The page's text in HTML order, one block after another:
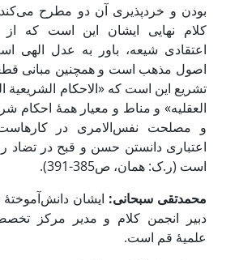
کلام نهایی ایشان این است که از
اعتقادی شیعه، باور به عدل الهی
اصول مذهب است و همچنین مبانی
تشریع این است که «الاحکام الشریعیة
العقلیه» و مناط و معیار همۀ احکام
و مصلحت نفس‌الامری در
اعتباری دانستن حسن و قبح در تضاد
است (ر.ک: همان، ص385-391).
محمدتقی سبحانی: ایشان
دبیر انجمن کلام و مدیر مرکز
علمیۀ قم است.